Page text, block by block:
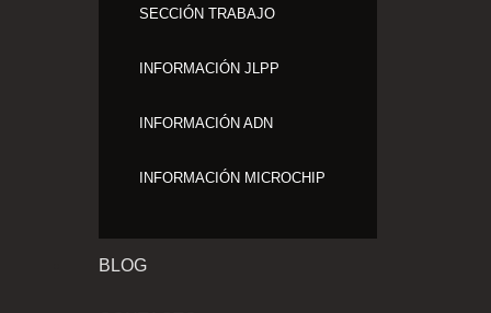
SECCIÓN TRABAJO
INFORMACIÓN JLPP
INFORMACIÓN ADN
INFORMACIÓN MICROCHIP
BLOG